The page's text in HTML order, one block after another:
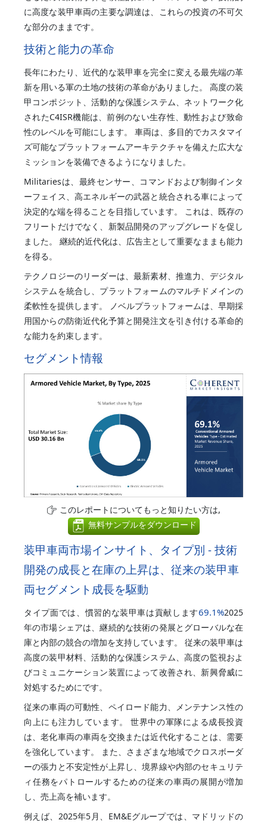
に高度な装甲車両の主要な調達は、これらの投資の不可欠
な部分のままです。
技術と能力の革命
長年にわたり、近代的な装甲車を完全に変える最先端の革
新を用いる軍の土地の技術の革命がありました。 高度の装
甲コンポジット、活動的な保護システム、ネットワーク化
されたC4ISR機能は、前例のない生存性、動性および致命
性のレベルを可能にします。 車両は、多目的でカスタマイ
ズ可能なプラットフォームアーキテクチャを備えた広大な
ミッションを装備できるようになりました。
Militariesは、最終センサー、コマンドおよび制御インタ
ーフェイス、高エネルギーの武器と統合される車によって
決定的な端を得ることを目指しています。 これは、既存の
フリートだけでなく、新製品開発のアップグレードを促し
ました。 継続的近代化は、広告主として重要なままも能力
を得る。
テクノロジーのリーダーは、最新素材、推進力、デジタル
システムを統合し、プラットフォームのマルチドメインの
柔軟性を提供します。 ノベルプラットフォームは、早期採
用国からの防衛近代化予算と開発注文を引き付ける革命的
な能力を約束します。
セグメント情報
このレポートについてもっと知りたい方は,
無料サンプルをダウンロード
装甲車両市場インサイト、タイプ別 - 技術
開発の成長と在庫の上昇は、従来の装甲車
両セグメント成長を駆動
タイプ面では、慣習的な装甲車は貢献します69.1%2025
年の市場シェアは、継続的な技術の発展とグローバルな在
庫と内部の競合の増加を支持しています。 従来の装甲車は
高度の装甲材料、活動的な保護システム、高度の監視およ
びコミュニケーション装置によって改善され、新興脅威に
対処するためにです。
従来の車両の可動性、ペイロード能力、メンテナンス性の
向上にも注力しています。 世界中の軍隊による成長投資
は、老化車両の車両を交換または近代化することは、需要
を強化しています。 また、さまざまな地域でクロスボーダ
ーの張力と不安定性が上昇し、境界線や内部のセキュリテ
ィ任務をパトロールするための従来の車両の展開が増加
し、売上高を補います。
例えば、2025年5月、EM&Eグループでは、マドリッドの